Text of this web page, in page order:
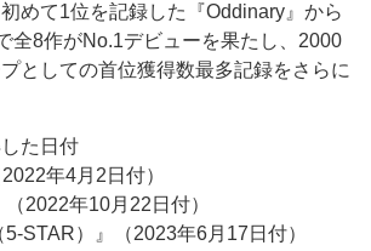
めて1位を記録した『Oddinary』から
全8作がNo.1デビューを果たし、2000
としての首位獲得数最多記録をさらに
た日付
年4月2日付）
2022年10月22日付）
）』（2023年6月17日付）